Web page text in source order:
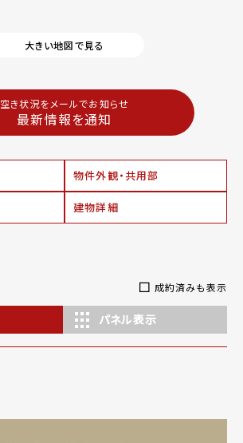
大きい地図で見る
空き状況をメールでお知らせ
最新情報を通知
物件外観・共用部
建物詳細
成約済みも表示
パネル表示